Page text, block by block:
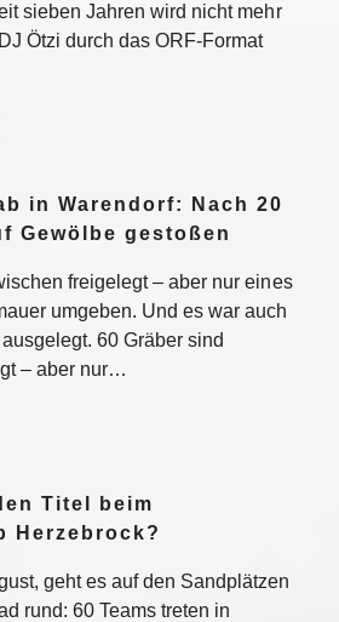
sieben Jahren wird nicht mehr
Ötzi durch das ORF-Format
in Warendorf: Nach 20
Gewölbe gestoßen
freigelegt – aber nur eines
umgeben. Und es war auch
60 Gräber sind
– aber nur…
Titel beim
Herzebrock?
geht es auf den Sandplätzen
rund: 60 Teams treten in